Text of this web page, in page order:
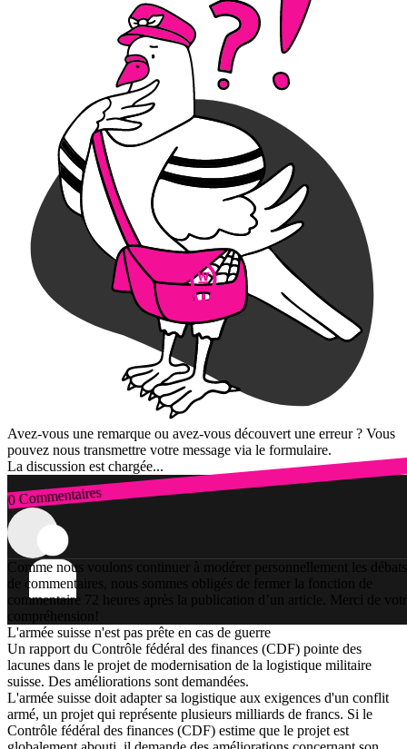
Avez-vous une remarque ou avez-vous découvert une erreur ? Vous
pouvez nous transmettre votre message via le formulaire.
La discussion est chargée...
0 Commentaires
Connexion
Comme nous voulons continuer à modérer personnellement les débats
de commentaires, nous sommes obligés de fermer la fonction de
commentaire 72 heures après la publication d’un article. Merci de
compréhension!
L'armée suisse n'est pas prête en cas de guerre
Un rapport du Contrôle fédéral des finances (CDF) pointe des
lacunes dans le projet de modernisation de la logistique militaire
suisse. Des améliorations sont demandées.
L'armée suisse doit adapter sa logistique aux exigences d'un conflit
armé, un projet qui représente plusieurs milliards de francs. Si le
Contrôle fédéral des finances (CDF) estime que le projet est